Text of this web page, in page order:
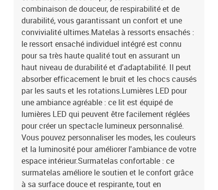
VLongueur du câble USB : 150 cmLongueur du câble
d'alimentation : 30 cmIndice IP : IP65Avec symbole de coupe à
ciseaux La livraison contient :1 x cadre de lit1 x tête de lit1 x
matelas1 x surmatelas2 x bande à LED
combinaison de douceur, de respirabilité et de
durabilité, vous garantissant un confort et une
convivialité ultimes.Matelas à ressorts ensachés :
le ressort ensaché individuel intégré est connu
pour sa très haute qualité tout en assurant un
haut niveau de durabilité et d'adaptabilité. Il peut
absorber efficacement le bruit et les chocs causés
par les sauts et les rotations.Lumières LED pour
une ambiance agréable : ce lit est équipé de
lumières LED qui peuvent être facilement réglées
pour créer un spectacle lumineux personnalisé.
Vous pouvez personnaliser les modes, les couleurs
et la luminosité pour améliorer l'ambiance de votre
espace intérieur.Surmatelas confortable : ce
surmatelas améliore le soutien et le confort grâce
à sa surface douce et respirante, tout en